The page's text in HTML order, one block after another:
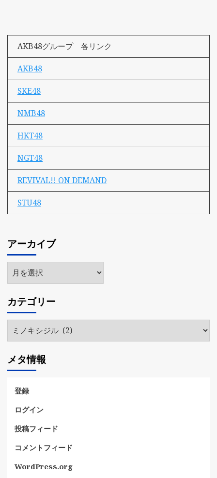
AKB48グループ 各リンク
AKB48
SKE48
NMB48
HKT48
NGT48
REVIVAL!! ON DEMAND
STU48
アーカイブ
ア
ー
イ
ブ
カテゴリー
リ
ー
メタ情報
登録
ログイン
投稿フィード
コメントフィード
WordPress.org